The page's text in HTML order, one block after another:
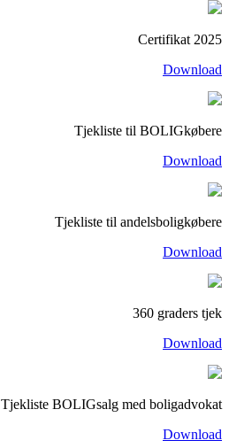
Certifikat 2025
Download
Tjekliste til BOLIGkøbere
Download
Tjekliste til andelsboligkøbere
Download
360 graders tjek
Download
Tjekliste BOLIGsalg med boligadvokat
Download